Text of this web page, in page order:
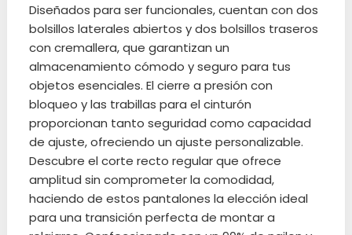
Diseñados para ser funcionales, cuentan con dos
bolsillos laterales abiertos y dos bolsillos traseros
con cremallera, que garantizan un
almacenamiento cómodo y seguro para tus
objetos esenciales. El cierre a presión con
bloqueo y las trabillas para el cinturón
proporcionan tanto seguridad como capacidad
de ajuste, ofreciendo un ajuste personalizable.
Descubre el corte recto regular que ofrece
amplitud sin comprometer la comodidad,
haciendo de estos pantalones la elección ideal
para una transición perfecta de montar a